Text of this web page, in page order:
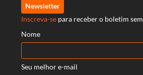
Newsletter
Inscreva-se para receber o boletim
Nome
Seu melhor e-mail